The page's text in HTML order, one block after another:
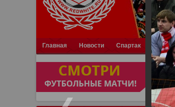
Главная Новости Спартак